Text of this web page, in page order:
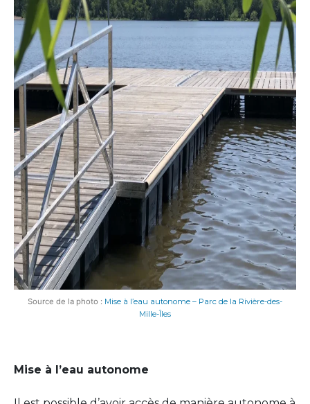
Source de la photo : Mise à l’eau autonome – Parc de la Rivière-des-
Mille-Îles
Mise à l’eau autonome